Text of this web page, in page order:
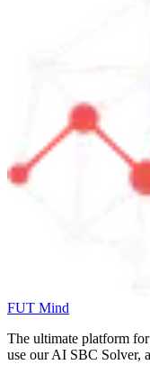
FUT Mind
The ultimate platform
use our AI SBC Solver,